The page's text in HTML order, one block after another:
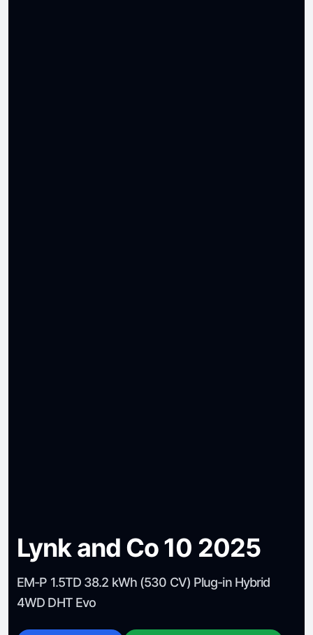
Lynk and Co 10 2025
EM-P 1.5TD 38.2 kWh (530 CV) Plug-in Hybrid
4WD DHT Evo